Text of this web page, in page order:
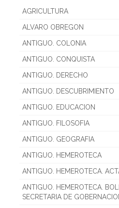
AGRICULTURA
ALVARO OBREGON
ANTIGUO. COLONIA
ANTIGUO. CONQUISTA
ANTIGUO. DERECHO
ANTIGUO. DESCUBRIMIENTO
ANTIGUO. EDUCACION
ANTIGUO. FILOSOFIA
ANTIGUO. GEOGRAFIA
ANTIGUO. HEMEROTECA
ANTIGUO. HEMEROTECA.
ANTIGUO. HEMEROTECA.
SECRETARIA DE